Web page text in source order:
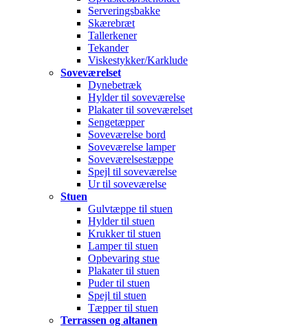
Serveringsbakke
Skærebræt
Tallerkener
Tekander
Viskestykker/Karklude
Soveværelset
Dynebetræk
Hylder til soveværelse
Plakater til soveværelset
Sengetæpper
Soveværelse bord
Soveværelse lamper
Soveværelsestæppe
Spejl til soveværelse
Ur til soveværelse
Stuen
Gulvtæppe til stuen
Hylder til stuen
Krukker til stuen
Lamper til stuen
Opbevaring stue
Plakater til stuen
Puder til stuen
Spejl til stuen
Tæpper til stuen
Terrassen og altanen